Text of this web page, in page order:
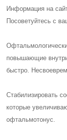
Информация на
Посоветуйтесь с
повышающие
быстро.
Стабилизировать
которые
офтальмотонус.